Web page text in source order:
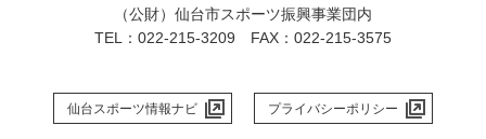
（公財）仙台市スポーツ振興事業団内
TEL：022-215-3209 FAX：022-215-3575
仙台スポーツ情報ナビ プライバシーポリシー